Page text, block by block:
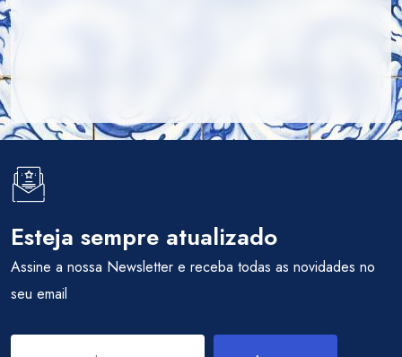
Esteja sempre atualizado
Assine a nossa Newsletter e receba todas as novidades no
seu email